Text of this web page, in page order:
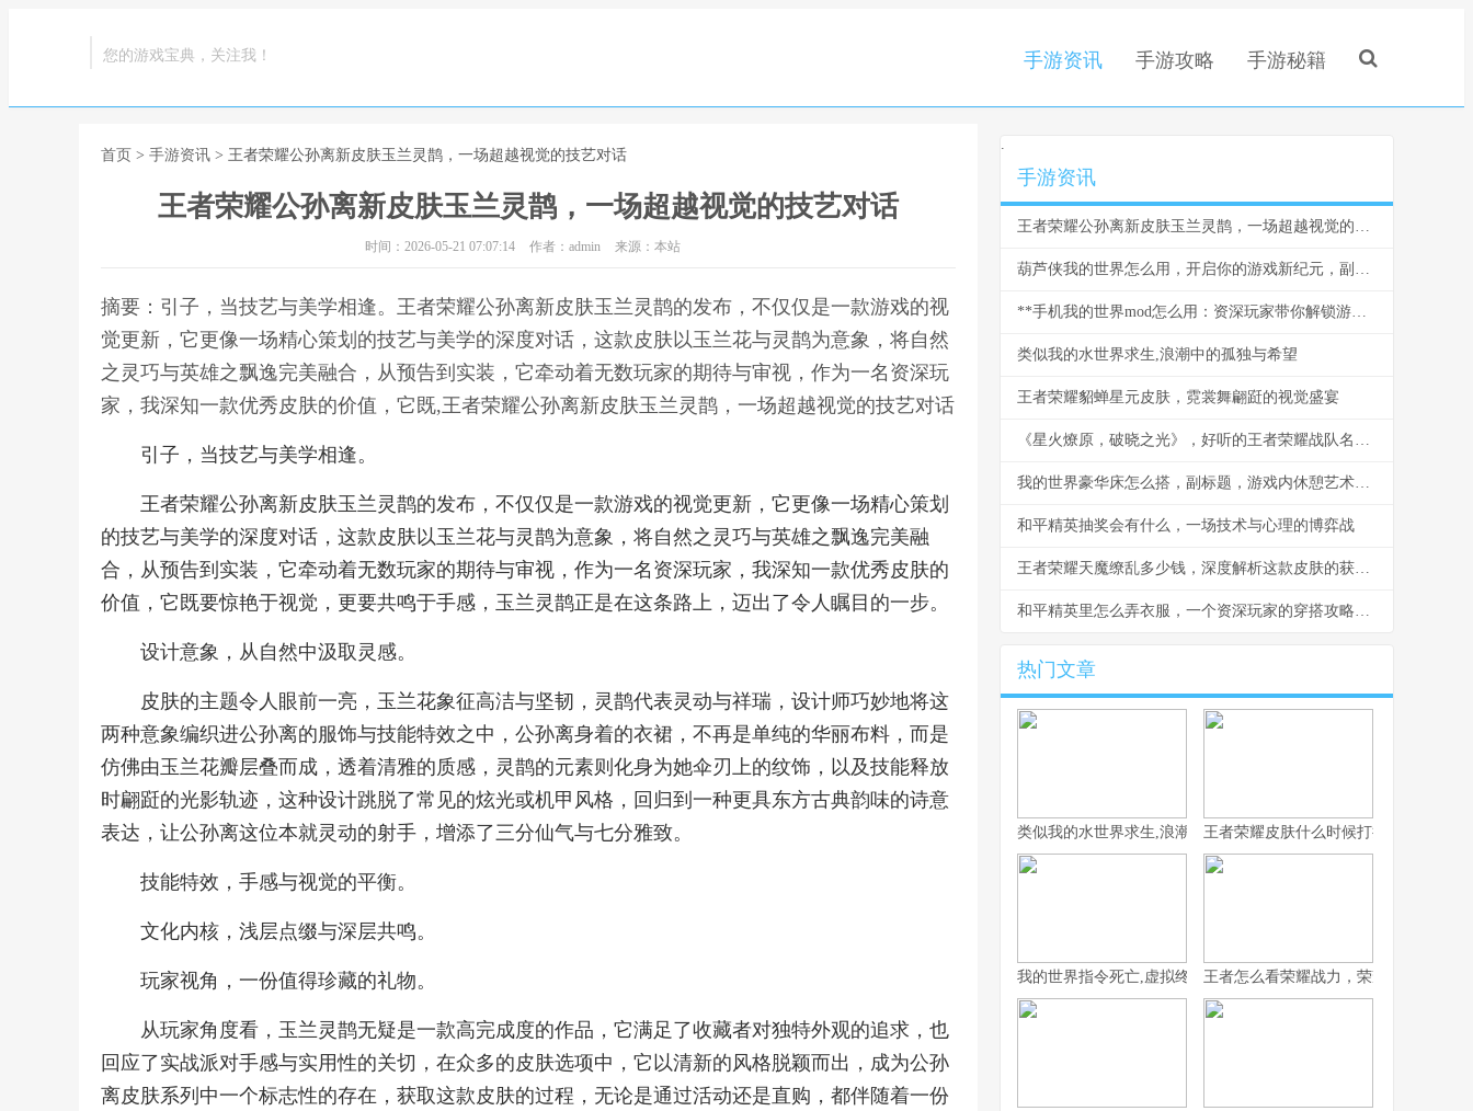
您的游戏宝典，关注我！ 手游资讯 手游攻略 手游秘籍
首页 > 手游资讯 > 王者荣耀公孙离新皮肤玉兰灵鹊，一场超越视觉的技艺对话
王者荣耀公孙离新皮肤玉兰灵鹊，一场超越视觉的技艺对话
时间：2026-05-21 07:07:14 作者：admin 来源：本站
摘要：引子，当技艺与美学相逢。王者荣耀公孙离新皮肤玉兰灵鹊的发布，不仅仅是一款游戏的视
觉更新，它更像一场精心策划的技艺与美学的深度对话，这款皮肤以玉兰花与灵鹊为意象，将自然
之灵巧与英雄之飘逸完美融合，从预告到实装，它牵动着无数玩家的期待与审视，作为一名资深玩
家，我深知一款优秀皮肤的价值，它既,王者荣耀公孙离新皮肤玉兰灵鹊，一场超越视觉的技艺对话
引子，当技艺与美学相逢。
王者荣耀公孙离新皮肤玉兰灵鹊的发布，不仅仅是一款游戏的视觉更新，它更像一场精心策划
的技艺与美学的深度对话，这款皮肤以玉兰花与灵鹊为意象，将自然之灵巧与英雄之飘逸完美融
合，从预告到实装，它牵动着无数玩家的期待与审视，作为一名资深玩家，我深知一款优秀皮肤的
价值，它既要惊艳于视觉，更要共鸣于手感，玉兰灵鹊正是在这条路上，迈出了令人瞩目的一步。
设计意象，从自然中汲取灵感。
皮肤的主题令人眼前一亮，玉兰花象征高洁与坚韧，灵鹊代表灵动与祥瑞，设计师巧妙地将这
两种意象编织进公孙离的服饰与技能特效之中，公孙离身着的衣裙，不再是单纯的华丽布料，而是
仿佛由玉兰花瓣层叠而成，透着清雅的质感，灵鹊的元素则化身为她伞刃上的纹饰，以及技能释放
时翩跹的光影轨迹，这种设计跳脱了常见的炫光或机甲风格，回归到一种更具东方古典韵味的诗意
表达，让公孙离这位本就灵动的射手，增添了三分仙气与七分雅致。
技能特效，手感与视觉的平衡。
文化内核，浅层点缀与深层共鸣。
玩家视角，一份值得珍藏的礼物。
从玩家角度看，玉兰灵鹊无疑是一款高完成度的作品，它满足了收藏者对独特外观的追求，也
回应了实战派对手感与实用性的关切，在众多的皮肤选项中，它以清新的风格脱颖而出，成为公孙
离皮肤系列中一个标志性的存在，获取这款皮肤的过程，无论是通过活动还是直购，都伴随着一份
.
手游资讯
王者荣耀公孙离新皮肤玉兰灵鹊，一场超越视觉的技艺对话
葫芦侠我的世界怎么用，开启你的游戏新纪元，副标题，资深玩家带你解锁方块世界无限潜能
**手机我的世界mod怎么用：资深玩家带你解锁游戏新世界，副标题：从入门到精通的全流程指南。**
类似我的水世界求生,浪潮中的孤独与希望
王者荣耀貂蝉星元皮肤，霓裳舞翩跹的视觉盛宴
《星火燎原，破晓之光》，好听的王者荣耀战队名与团队精神的交响
我的世界豪华床怎么搭，副标题，游戏内休憩艺术的极致追求
和平精英抽奖会有什么，一场技术与心理的博弈战
王者荣耀天魔缭乱多少钱，深度解析这款皮肤的获取之路与价值
和平精英里怎么弄衣服，一个资深玩家的穿搭攻略，副标题，从零开始打造你的战场时尚
热门文章
类似我的水世界求生,浪潮中的孤独与希望王者荣耀皮肤什么时候打折，资深玩家
我的世界指令死亡,虚拟终结与真实隐喻王者怎么看荣耀战力，荣耀战力背后的